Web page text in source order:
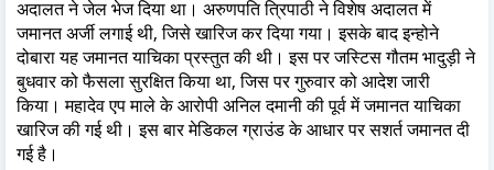
अदालत ने जेल भेज दिया था। अरुणपति त्रिपाठी ने विशेष अदालत में
जमानत अर्जी लगाई थी, जिसे खारिज कर दिया गया। इसके बाद इन्होने
दोबारा यह जमानत याचिका प्रस्तुत की थी। इस पर जस्टिस गौतम भादुड़ी ने
बुधवार को फैसला सुरक्षित किया था, जिस पर गुरुवार को आदेश जारी
किया। महादेव एप माले के आरोपी अनिल दमानी की पूर्व में जमानत याचिका
खारिज की गई थी। इस बार मेडिकल ग्राउंड के आधार पर सशर्त जमानत दी
गई है।